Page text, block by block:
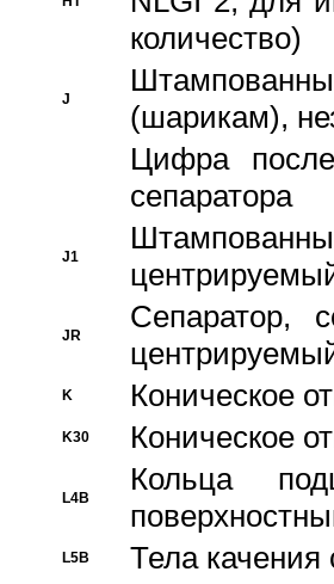
количество)
J
(шарикам),
Цифра
сепаратора
J1
JR
Сепаратор,
K Коническое
K30 Коническое
L4B
Кольца
L5B Тела